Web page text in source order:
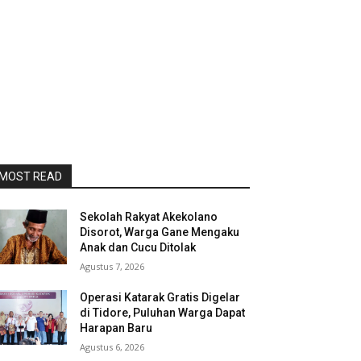
READ
Sekolah Rakyat Akekolano
Disorot, Warga Gane Mengaku
Anak dan Cucu Ditolak
Agustus 7, 2026
Operasi Katarak Gratis Digelar
di Tidore, Puluhan Warga Dapat
Harapan Baru
Agustus 6, 2026